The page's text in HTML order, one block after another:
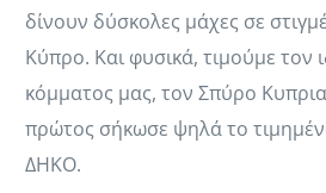
δίνουν δύσκολες μάχες σε
Κύπρο. Και φυσικά, τιμούμε τον
κόμματος μας, τον Σπύρο
πρώτος σήκωσε ψηλά το
ΔΗΚΟ.